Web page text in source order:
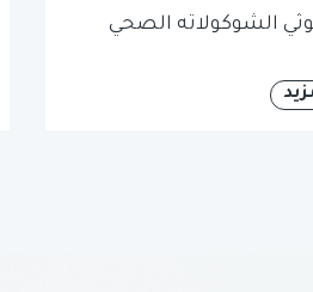
الشوكولاته الصحي